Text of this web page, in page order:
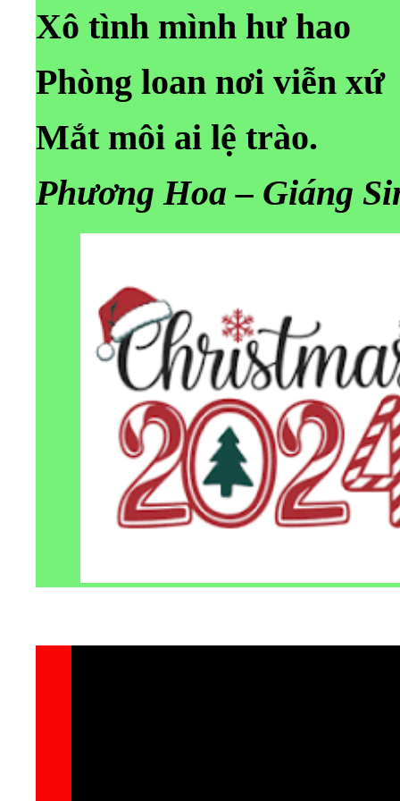
Xô tình mình hư hao
Phòng loan nơi viễn xứ
Mắt môi ai lệ trào.
Phương Hoa – Giáng